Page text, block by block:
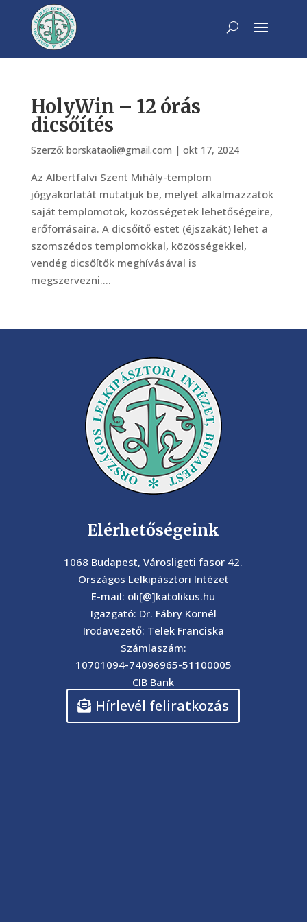
HolyWin – 12 órás
dicsőítés
Szerző: borskataoli@gmail.com | okt 17, 2024
Az Albertfalvi Szent Mihály-templom
jógyakorlatát mutatjuk be, melyet alkalmazzatok
saját templomotok, közösségetek lehetőségeire,
erőforrásaira. A dicsőítő estet (éjszakát) lehet a
szomszédos templomokkal, közösségekkel,
vendég dicsőítők meghívásával is
megszervezni....
Elérhetőségeink
1068 Budapest, Városligeti fasor 42.
Országos Lelkipásztori Intézet
E-mail: oli[@]katolikus.hu
Igazgató: Dr. Fábry Kornél
Irodavezető: Telek Franciska
Számlaszám:
10701094-74096965-51100005
CIB Bank
Hírlevél feliratkozás